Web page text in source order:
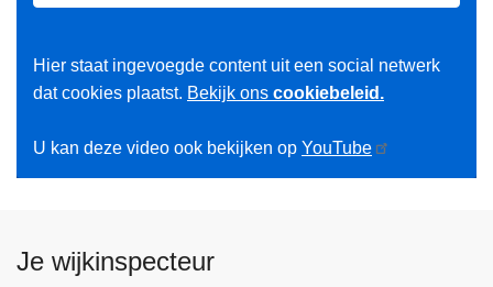
Hier staat ingevoegde content uit een social netwerk
dat cookies plaatst. Bekijk ons cookiebeleid.
U kan deze video ook bekijken op YouTube
Je wijkinspecteur